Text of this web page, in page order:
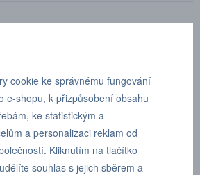
cookie ke správnému fungování
e-shopu, k přizpůsobení obsahu
ke statistickým a
a personalizaci reklam od
Kliknutím na tlačítko
souhlas s jejich sběrem a